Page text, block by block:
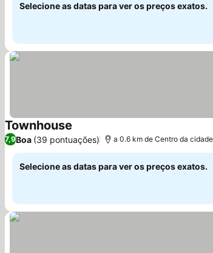
Selecione as datas para ver os preços exatos.
Townhouse
7,9Boa (39 pontuações) a 0.6 km de Centro da cidade
Selecione as datas para ver os preços exatos.